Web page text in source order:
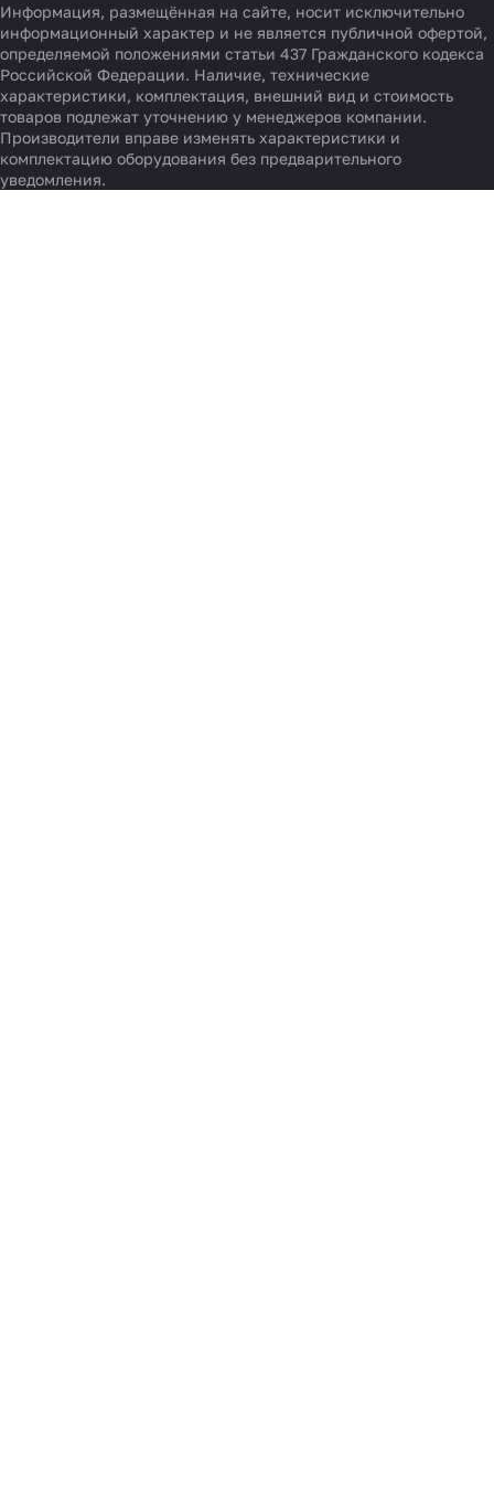
Информация, размещённая на сайте, носит исключительно
информационный характер и не является публичной офертой,
определяемой положениями статьи 437 Гражданского кодекса
Российской Федерации. Наличие, технические
характеристики, комплектация, внешний вид и стоимость
товаров подлежат уточнению у менеджеров компании.
Производители вправе изменять характеристики и
комплектацию оборудования без предварительного
уведомления.